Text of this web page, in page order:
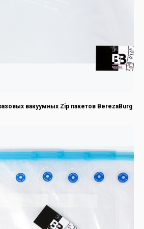
вакуумных Zip пакетов BerezaBurg